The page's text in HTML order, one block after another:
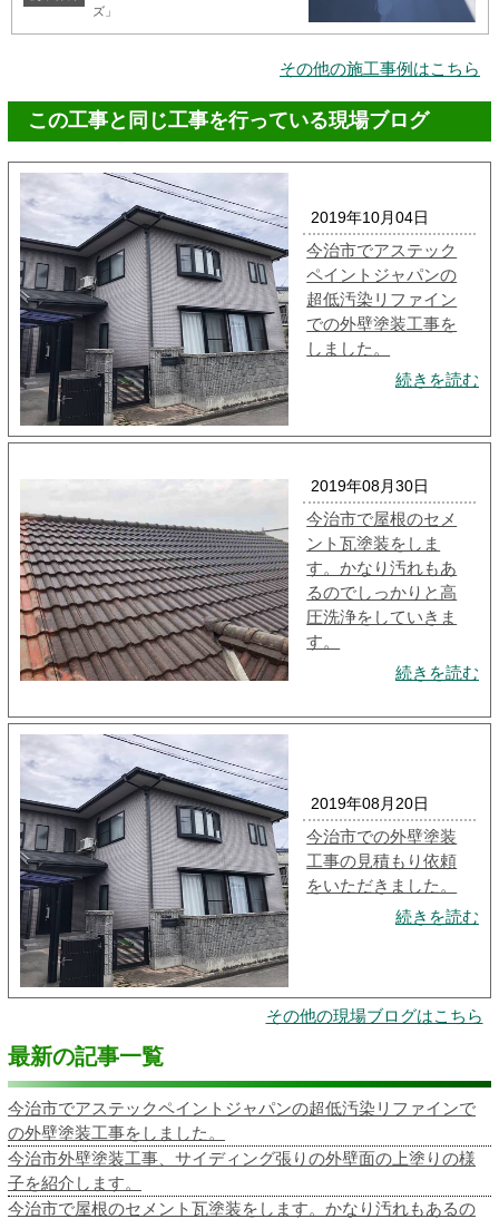
ズ」
その他の施工事例はこちら
この工事と同じ工事を行っている現場ブログ
2019年10月04日
今治市でアステック
ペイントジャパンの
超低汚染リファイン
での外壁塗装工事を
しました。
続きを読む
2019年08月30日
今治市で屋根のセメ
ント瓦塗装をしま
す。かなり汚れもあ
るのでしっかりと高
圧洗浄をしていきま
す。
続きを読む
2019年08月20日
今治市での外壁塗装
工事の見積もり依頼
をいただきました。
続きを読む
その他の現場ブログはこちら
最新の記事一覧
今治市でアステックペイントジャパンの超低汚染リファインで
の外壁塗装工事をしました。
今治市外壁塗装工事、サイディング張りの外壁面の上塗りの様
子を紹介します。
今治市で屋根のセメント瓦塗装をします。かなり汚れもあるの